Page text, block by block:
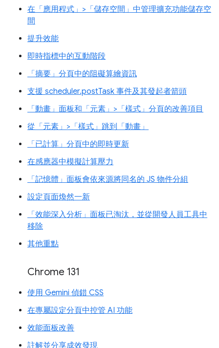
在「應用程式」>「儲存空間」中管理擴充功能儲存空
間
提升效能
即時指標中的互動階段
「摘要」分頁中的阻礙算繪資訊
支援 scheduler.postTask 事件及其發起者箭頭
「動畫」面板和「元素」>「樣式」分頁的改善項目
從「元素」>「樣式」跳到「動畫」
「已計算」分頁中的即時更新
在感應器中模擬計算壓力
「記憶體」面板會依來源將同名的 JS 物件分組
設定頁面煥然一新
「效能深入分析」面板已淘汰，並從開發人員工具中
移除
其他重點
Chrome 131
使用 Gemini 偵錯 CSS
在專屬設定分頁中控管 AI 功能
效能面板改善
註解並分享成效發現